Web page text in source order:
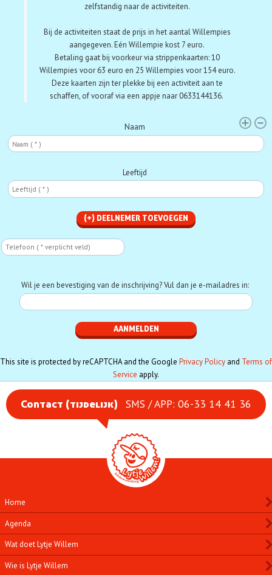
zelfstandig naar de activiteiten.
Bij de activiteiten staat de prijs in het aantal Willempies
aangegeven. Eén Willempie kost 7 euro.
Betaling gaat bij voorkeur via strippenkaarten:10
Willempies voor 63 euro en 25 Willempies voor 154 euro.
Deze kaarten zijn ter plekke bij een activiteit aan te
schaffen, of vooraf via een appje naar 0633144136.
Naam
Leeftijd
Phone
Wil je een bevestiging van de inschrijving? Vul dan je e-mailadres in:
This site is protected by reCAPTCHA and the Google Privacy Policy and Terms of
Service apply.
Contact (tijdelijk) SMS / APP: 06-33 14 41 36
Home
Agenda
Wat doet Lytje Willem
Wie is Lytje Willem